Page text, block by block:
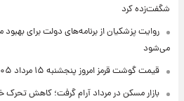
شگفت‌زده کرد
روایت پزشکیان از برنامه‌های دولت برای
می‌شود
قیمت گوشت قرمز امروز پنجشنبه ۱۵ مرداد ۱۴۰۵ +جدول
بازار مسکن در مرداد آرام گرفت؛ کاهش تحرک